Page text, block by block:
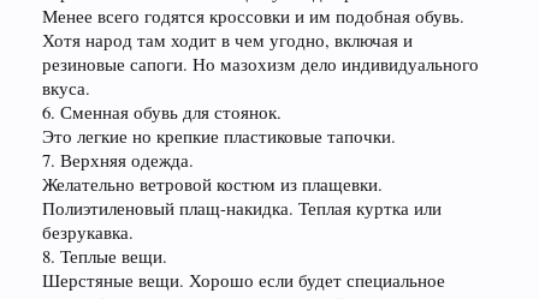
Менее всего годятся кроссовки и им подобная обувь.
Хотя народ там ходит в чем угодно, включая и
резиновые сапоги. Но мазохизм дело индивидуального
вкуса.
6. Сменная обувь для стоянок.
Это легкие но крепкие пластиковые тапочки.
7. Верхняя одежда.
Желательно ветровой костюм из плащевки.
Полиэтиленовый плащ-накидка. Теплая куртка или
безрукавка.
8. Теплые вещи.
Шерстяные вещи. Хорошо если будет специальное